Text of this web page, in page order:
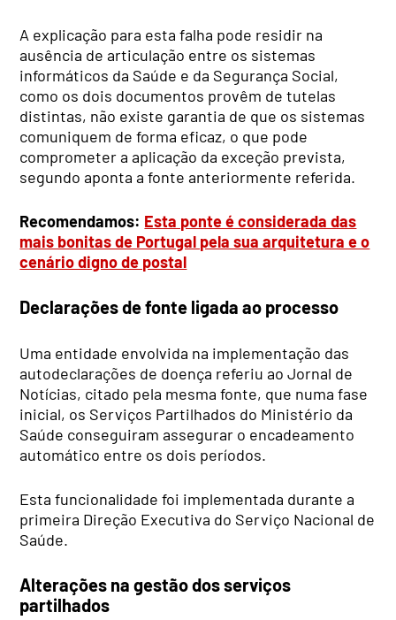
A explicação para esta falha pode residir na
ausência de articulação entre os sistemas
informáticos da Saúde e da Segurança Social,
como os dois documentos provêm de tutelas
distintas, não existe garantia de que os sistemas
comuniquem de forma eficaz, o que pode
comprometer a aplicação da exceção prevista,
segundo aponta a fonte anteriormente referida.
Recomendamos: Esta ponte é considerada das
mais bonitas de Portugal pela sua arquitetura e o
cenário digno de postal
Declarações de fonte ligada ao processo
Uma entidade envolvida na implementação das
autodeclarações de doença referiu ao Jornal de
Notícias, citado pela mesma fonte, que numa fase
inicial, os Serviços Partilhados do Ministério da
Saúde conseguiram assegurar o encadeamento
automático entre os dois períodos.
Esta funcionalidade foi implementada durante a
primeira Direção Executiva do Serviço Nacional de
Saúde.
Alterações na gestão dos serviços
partilhados